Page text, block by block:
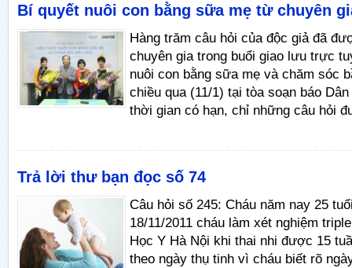
Bí quyết nuôi con bằng sữa mẹ từ chuyên
Hàng trăm câu hỏi của độc giả đã
chuyên gia trong buổi giao lưu trực
nuôi con bằng sữa mẹ và chăm sóc
chiều qua (11/1) tại tòa soạn báo
thời gian có hạn, chỉ những câu hỏi
Trả lời thư bạn đọc số 74
Câu hỏi số 245: Cháu năm nay 25
18/11/2011 cháu làm xét nghiệm
Học Y Hà Nội khi thai nhi được 15
theo ngày thụ tinh vì cháu biết rõ